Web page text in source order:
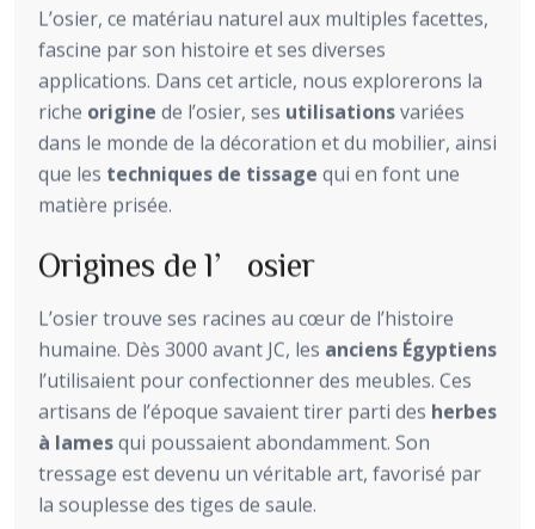
L’osier, ce matériau naturel aux multiples facettes,
fascine par son histoire et ses diverses
applications. Dans cet article, nous explorerons la
riche origine de l’osier, ses utilisationsvariées
dans le monde de la décoration et du mobilier, ainsi
que les techniques de tissage qui en font une
matière prisée.
Origines de l’osier
L’osier trouve ses racines au cœur de l’histoire
humaine. Dès 3000 avant JC, les anciens Égyptiens
l’utilisaient pour confectionner des meubles. Ces
artisans de l’époque savaient tirer parti des herbes
à lamesqui poussaient abondamment. Son
tressage est devenu un véritable art, favorisé par
la souplesse des tiges de saule.